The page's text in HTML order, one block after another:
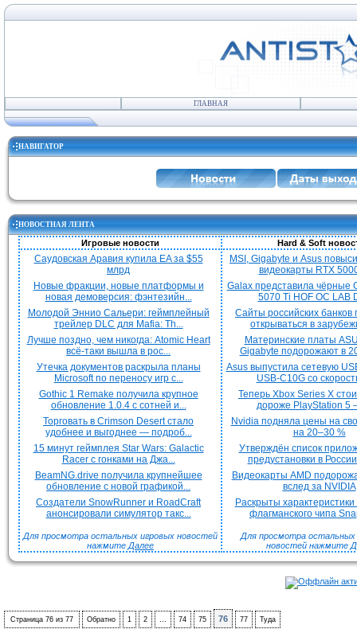
ГЛАВНАЯ
НАВИГАТОР
НОВОСТНАЯ ЛЕНТА
Игровые новости Hard & Soft
Саудовская Аравия купила EA за $55
млрд
Новые фракции, новые платформы и
новая демоверсия: фэнтезийн...
Молодой Эннио Сальери: геймплейный
трейлер DLC для Mafia: Th...
Лучше поздно, чем никогда: Atomic Heart
всё-таки вышла в рос...
Утечка документов раскрыла планы
Microsoft по переносу игр с...
Gothic 1 Remake получила крупное
обновление 1.0.4 с сотней и...
Торговать в Crimson Desert стало
удобнее и выгоднее — подроб...
15 минут геймплея Star Wars: Galactic
Racer с гонками на Джа...
BeamNG.drive получила крупнейшее
обновление с новой графикой...
Создатели SnowRunner и RoadCraft
анонсировали симулятор такс...
Для просмотра остальных игровых новостей
нажмите Далее
MSI, Gigabyte и Asus
видеокарты RTX
Galax представила чёрные
5070 Ti HOF OC LAB
Сайты российских банков
открываться в
Материнские платы
Gigabyte подорожают в
Asus выпустила сетевую
USB-C10G со
Теперь Xbox Series X
дороже PlayStation 5
Nvidia подняла цены на
на 20–30 %
Утверждён список
предустановки в
Видеокарты AMD
вслед за NVIDIA
Раскрыты характеристики
флагманского чипа
Для просмотра остальных
новостей нажмите
Страница 76 из 77 Обратно 1 2 … 74 75 76 77 Туда